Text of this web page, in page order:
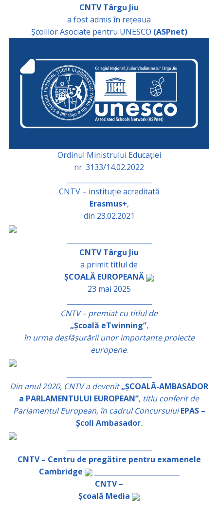
CNTV Târgu Jiu
a fost admis în rețeaua
Școlilor Asociate pentru UNESCO (ASPnet)
Ordinul Ministrului Educației
nr. 3133/14.02.2022
CNTV – instituție acreditată
Erasmus+,
din 23.02.2021
CNTV Târgu Jiu
a primit titlul de
ȘCOALĂ EUROPEANĂ
23 mai 2025
CNTV – premiat cu titlul de
„Școală eTwinning”,
în urma desfășurării unor importante proiecte
europene.
Din anul 2020, CNTV a devenit„ȘCOALĂ-AMBASADOR
a PARLAMENTULUI EUROPEAN”, titlu conferit de
Parlamentul European, în cadrul Concursului EPAS –
Școli Ambasador.
CNTV – Centru de pregătire pentru examenele
Cambridge
_________________________
CNTV –
Școală Media